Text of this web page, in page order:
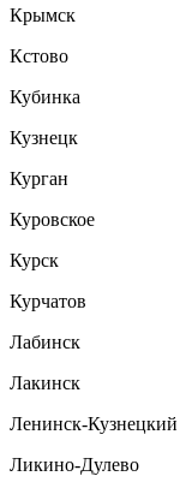
Крымск
Кстово
Кубинка
Кузнецк
Курган
Куровское
Курск
Курчатов
Лабинск
Лакинск
Ленинск-Кузнецкий
Ликино-Дулево